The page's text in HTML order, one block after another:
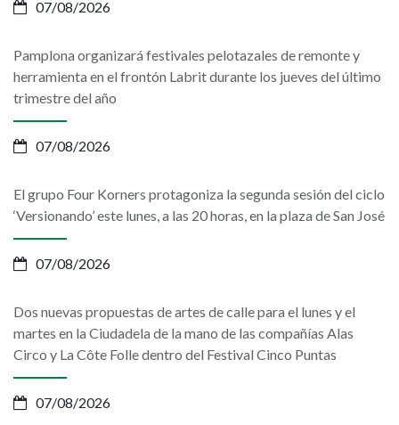
07/08/2026
Pamplona organizará festivales pelotazales de remonte y
herramienta en el frontón Labrit durante los jueves del último
trimestre del año
07/08/2026
El grupo Four Korners protagoniza la segunda sesión del ciclo
‘Versionando’ este lunes, a las 20 horas, en la plaza de San José
07/08/2026
Dos nuevas propuestas de artes de calle para el lunes y el
martes en la Ciudadela de la mano de las compañías Alas
Circo y La Côte Folle dentro del Festival Cinco Puntas
07/08/2026